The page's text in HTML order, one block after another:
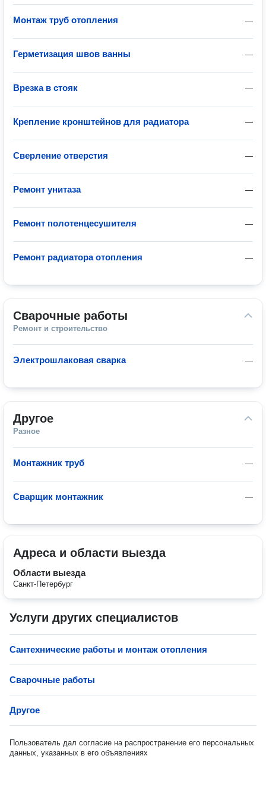
—
Монтаж труб отопления
—
Герметизация швов ванны
—
Врезка в стояк
—
Крепление кронштейнов для радиатора
—
Сверление отверстия
—
Ремонт унитаза
—
Ремонт полотенцесушителя
—
Ремонт радиатора отопления
Сварочные работы
Ремонт и строительство
—
Электрошлаковая сварка
Другое
Разное
—
Монтажник труб
—
Сварщик монтажник
Адреса и области выезда
Области выезда
Санкт-Петербург
Услуги других специалистов
Сантехнические работы и монтаж отопления
Сварочные работы
Другое
Пользователь дал согласие на распространение его персональных
данных, указанных в его объявлениях